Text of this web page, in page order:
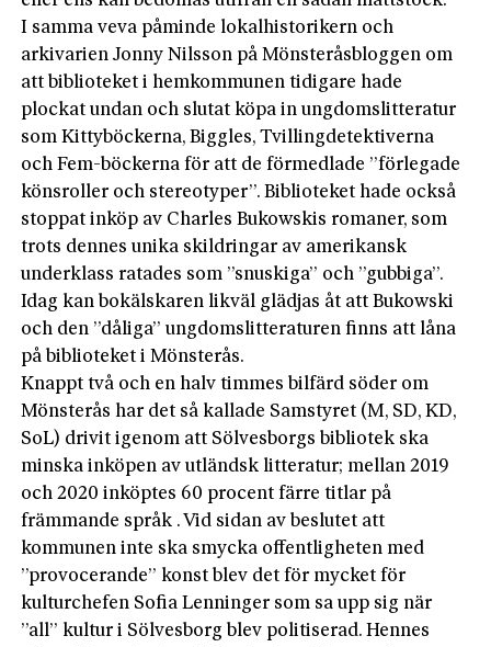
I samma veva påminde lokalhistorikern och
arkivarien Jonny Nilsson på Mönsteråsbloggen om
att biblioteket i hemkommunen tidigare hade
plockat undan och slutat köpa in ungdomslitteratur
som Kittyböckerna, Biggles, Tvillingdetektiverna
och Fem-böckerna för att de förmedlade ”förlegade
könsroller och stereotyper”. Biblioteket hade också
stoppat inköp av Charles Bukowskis romaner, som
trots dennes unika skildringar av amerikansk
underklass ratades som ”snuskiga” och ”gubbiga”.
Idag kan bokälskaren likväl glädjas åt att Bukowski
och den ”dåliga” ungdomslitteraturen finns att låna
på biblioteket i Mönsterås.
Knappt två och en halv timmes bilfärd söder om
Mönsterås har det så kallade Samstyret (M, SD, KD,
SoL) drivit igenom att Sölvesborgs bibliotek ska
minska inköpen av utländsk litteratur; mellan 2019
och 2020 inköptes 60 procent färre titlar på
främmande språk . Vid sidan av beslutet att
kommunen inte ska smycka offentligheten med
”provocerande” konst blev det för mycket för
kulturchefen Sofia Lenninger som sa upp sig när
”all” kultur i Sölvesborg blev politiserad. Hennes